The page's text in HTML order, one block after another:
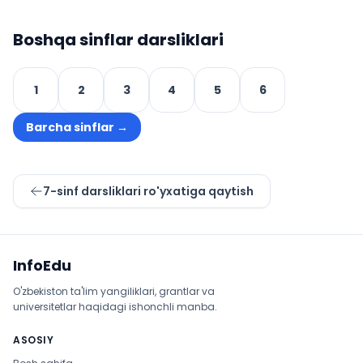
Boshqa sinflar darsliklari
1 2 3 4 5 6
Barcha sinflar →
7-sinf darsliklari ro'yxatiga qaytish
InfoEdu
O'zbekiston ta'lim yangiliklari, grantlar va
universitetlar haqidagi ishonchli manba.
ASOSIY